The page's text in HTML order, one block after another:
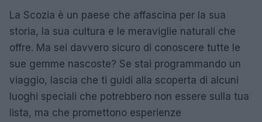
La Scozia è un paese che affascina per la sua
storia, la sua cultura e le meraviglie naturali che
offre. Ma sei davvero sicuro di conoscere tutte le
sue gemme nascoste? Se stai programmando un
viaggio, lascia che ti guidi alla scoperta di alcuni
luoghi speciali che potrebbero non essere sulla tua
lista, ma che promettono esperienze